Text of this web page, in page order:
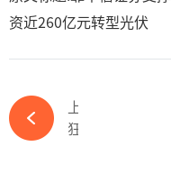
资近260亿元转型光伏